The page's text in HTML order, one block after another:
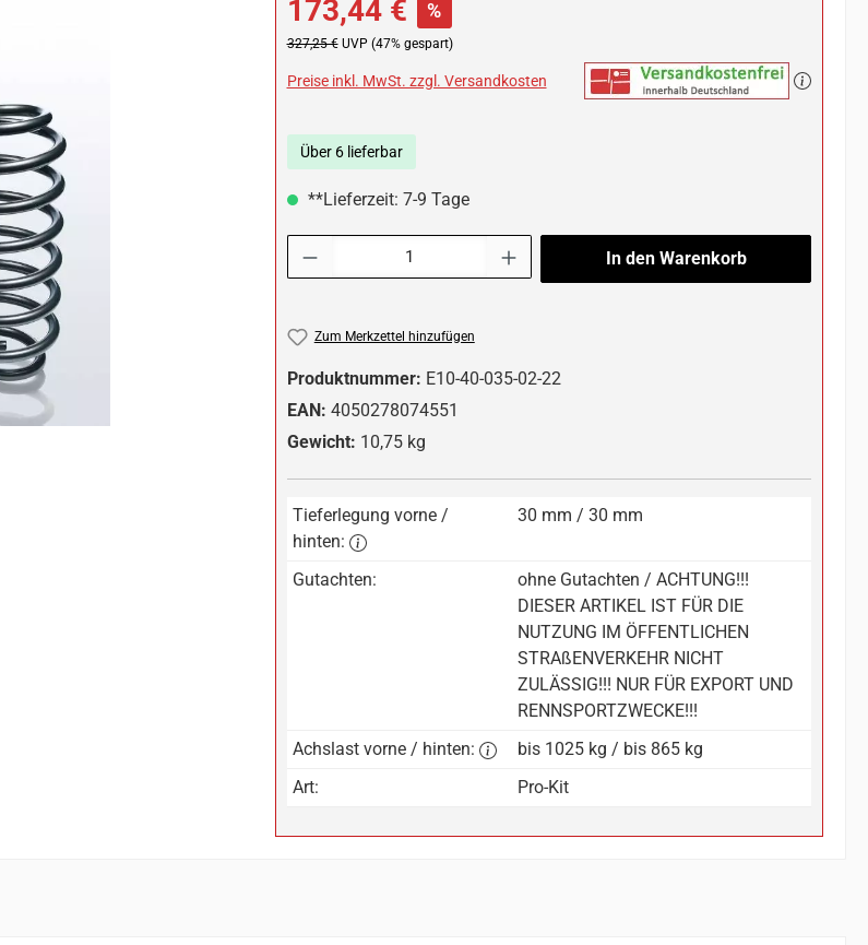
173,44 € %
Regulärer Preis:
327,25 € UVP (47% gespart)
Preise inkl. MwSt. zzgl. Versandkosten
Über 6 lieferbar
**Lieferzeit: 7-9 Tage
In den Warenkorb
Zum Merkzettel hinzufügen
Produktnummer: E10-40-035-02-22
EAN: 4050278074551
Gewicht: 10,75 kg
Tieferlegung vorne /
hinten:
30 mm / 30 mm
Gutachten:
ohne Gutachten / ACHTUNG!!!
DIESER ARTIKEL IST FÜR DIE
NUTZUNG IM ÖFFENTLICHEN
STRAßENVERKEHR NICHT
ZULÄSSIG!!! NUR FÜR EXPORT UND
RENNSPORTZWECKE!!!
Achslast vorne / hinten:
bis 1025 kg / bis 865 kg
Art:
Pro-Kit